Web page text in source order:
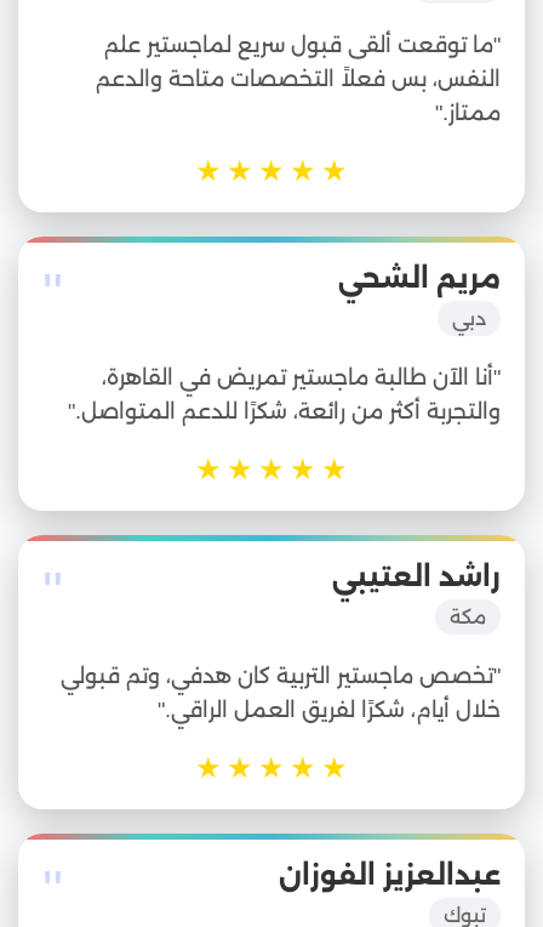
"ما توقعت ألقى قبول سريع لماجستير علم
النفس، بس فعلاً التخصصات متاحة والدعم
ممتاز."
★
★
★
★
★
" مريم الشحي
دبي
"أنا الآن طالبة ماجستير تمريض في القاهرة،
والتجربة أكثر من رائعة، شكرًا للدعم المتواصل."
★
★
★
★
★
" راشد العتيبي
مكة
"تخصص ماجستير التربية كان هدفي، وتم قبولي
خلال أيام، شكرًا لفريق العمل الراقي."
★
★
★
★
★
" عبدالعزيز الفوزان
تبوك